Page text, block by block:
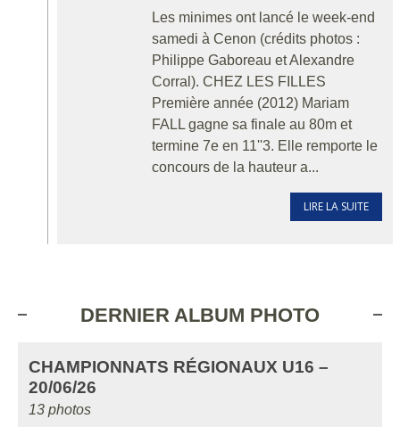
Les minimes ont lancé le week-end
samedi à Cenon (crédits photos :
Philippe Gaboreau et Alexandre
Corral). CHEZ LES FILLES
Première année (2012) Mariam
FALL gagne sa finale au 80m et
termine 7e en 11''3. Elle remporte le
concours de la hauteur a...
LIRE LA SUITE
DERNIER ALBUM PHOTO
CHAMPIONNATS RÉGIONAUX U16 –
20/06/26
13 photos